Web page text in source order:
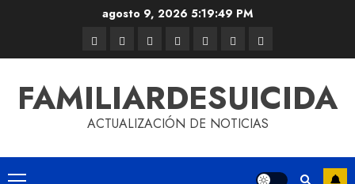
agosto 9, 2026 5:19:49 PM
FAMILIARDESUICIDA
ACTUALIZACIÓN DE NOTICIAS